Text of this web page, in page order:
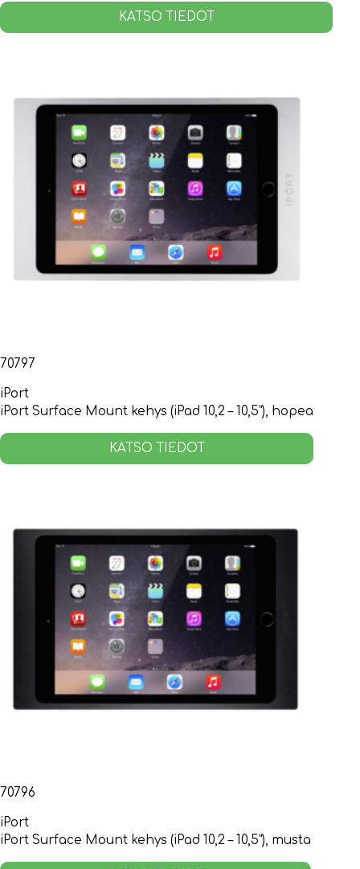
KATSO TIEDOT
70797
iPort
iPort Surface Mount kehys (iPad 10,2 – 10,5”), hopea
KATSO TIEDOT
70796
iPort
iPort Surface Mount kehys (iPad 10,2 – 10,5”), musta